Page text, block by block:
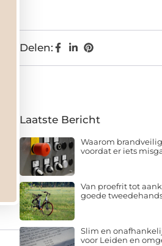
Delen:
Laatste Bericht
Waarom
voordat er iets
Van proefrit tot
goede
Slim en
voor Leiden en